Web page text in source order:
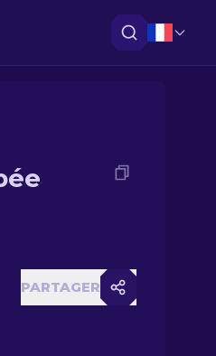
PARTAGER